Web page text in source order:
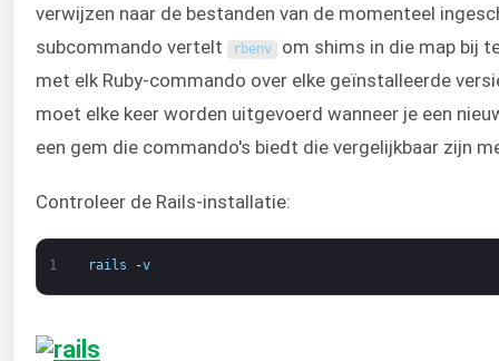
verwijzen naar de bestanden van de momenteel
subcommando vertelt
rbenv om shims in die map bij
met elk Ruby-commando over elke geïnstalleerde
moet elke keer worden uitgevoerd wanneer je een
een gem die commando's biedt die vergelijkbaar zijn
Controleer de Rails-installatie:
1 rails -v